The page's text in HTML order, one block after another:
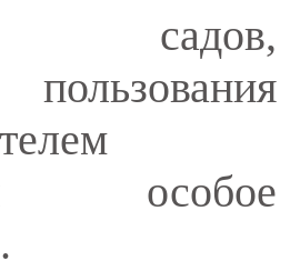
садов,
пользования
особое